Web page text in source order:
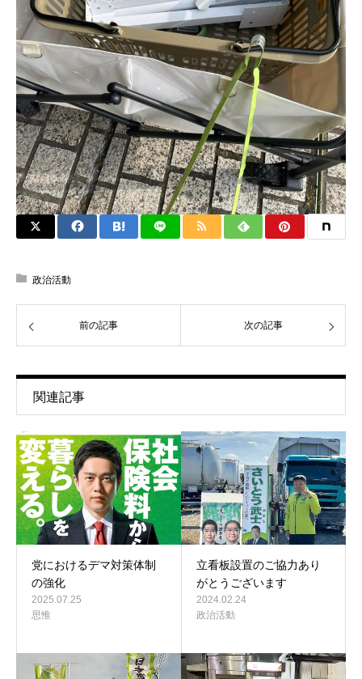
政治活動
前の記事 次の記事
関連記事
党におけるデマ対策体制
の強化
2025.07.25
思惟
立看板設置のご協力あり
がとうございます
2024.02.24
政治活動